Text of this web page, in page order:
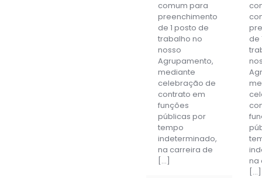
comum para
preenchimento
de 1 posto de
trabalho no
nosso
Agrupamento,
mediante
celebração de
contrato em
funções
públicas por
tempo
indeterminado,
na carreira de
[…]
de
na
[…]